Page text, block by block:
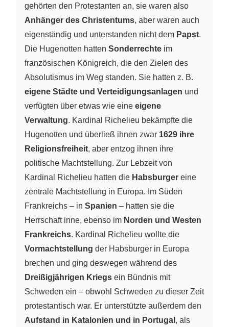
gehörten den Protestanten an, sie waren also
Anhänger des Christentums, aber waren auch
eigenständig und unterstanden nicht dem Papst.
Die Hugenotten hatten Sonderrechte im
französischen Königreich, die den Zielen des
Absolutismus im Weg standen. Sie hatten z. B.
eigene Städte und Verteidigungsanlagen und
verfügten über etwas wie eine eigene
Verwaltung. Kardinal Richelieu bekämpfte die
Hugenotten und überließ ihnen zwar 1629 ihre
Religionsfreiheit, aber entzog ihnen ihre
politische Machtstellung. Zur Lebzeit von
Kardinal Richelieu hatten die Habsburger eine
zentrale Machtstellung in Europa. Im Süden
Frankreichs – in Spanien – hatten sie die
Herrschaft inne, ebenso im Norden und Westen
Frankreichs. Kardinal Richelieu wollte die
Vormachtstellung der Habsburger in Europa
brechen und ging deswegen während des
Dreißigjährigen Kriegs ein Bündnis mit
Schweden ein – obwohl Schweden zu dieser Zeit
protestantisch war. Er unterstützte außerdem den
Aufstand in Katalonien und in Portugal , als